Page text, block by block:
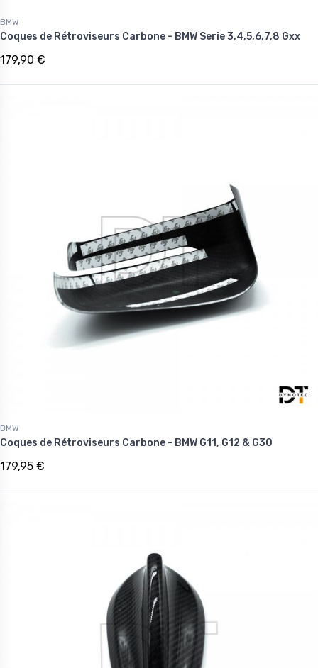
BMW
Coques de Rétroviseurs Carbone - BMW Serie 3,4,5,6,7,8 Gxx
179,90 €
BMW
Coques de Rétroviseurs Carbone - BMW G11, G12 & G30
179,95 €